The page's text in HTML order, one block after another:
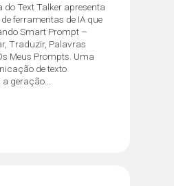
do Text Talker apresenta
ferramentas de IA que
Smart Prompt –
Traduzir, Palavras
Meus Prompts. Uma
de texto
geração...